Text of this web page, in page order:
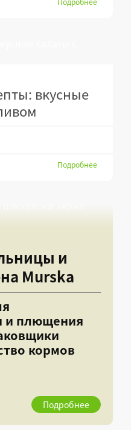
вкусные
Подробнее
и
Murska
и плющения
кормов
Подробнее